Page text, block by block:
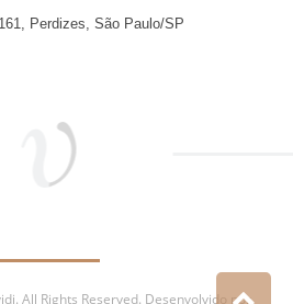
Perdizes, São Paulo/SP
All Rights Reserved. Desenvolvido por